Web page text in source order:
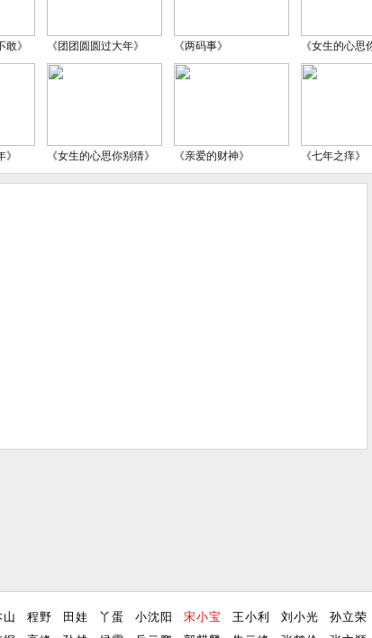
敢》 《团团圆圆过大年》 《两码事》 《女生的心思
》 《女生的心思你别猜》 《亲爱的财神》 《七年之痒》
山 程野 田娃 丫蛋 小沈阳 宋小宝 王小利 刘小光 孙立荣